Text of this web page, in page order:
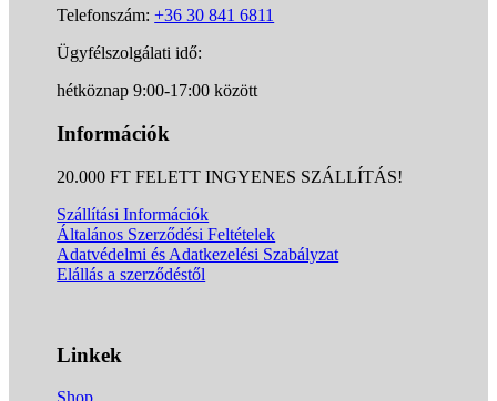
Telefonszám:+36 30 841 6811
Ügyfélszolgálati idő:
hétköznap 9:00-17:00 között
Információk
20.000 FT FELETT INGYENES SZÁLLÍTÁS!
Szállítási Információk
Általános Szerződési Feltételek
Adatvédelmi és Adatkezelési Szabályzat
Elállás a szerződéstől
Linkek